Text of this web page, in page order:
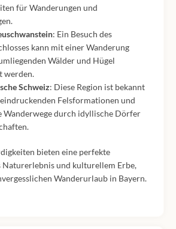
für Wanderungen und
: Ein Besuch des
kann mit einer Wanderung
Wälder und Hügel
werden.
Schweiz: Diese Region ist bekannt
Felsformationen und
Wanderwege durch idyllische Dörfer
bieten eine perfekte
Naturerlebnis und kulturellem Erbe,
Wanderurlaub in Bayern.